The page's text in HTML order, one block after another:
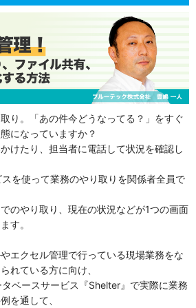
り。「あの件今どうなってる？」をすぐ
になっていますか？
けたり、担当者に電話して状況を確認し
を使って業務のやり取りを関係者全員で
のやり取り、現在の状況などが1つの画面
す。
エクセル管理で行っている現場業務をな
れている方に向け、
ベースサービス『Shelter』で実際に業務
を通して、